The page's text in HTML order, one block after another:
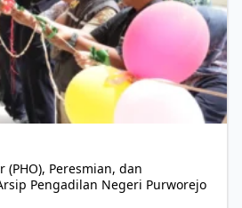
(PHO), Peresmian, dan
Pengadilan Negeri Purworejo